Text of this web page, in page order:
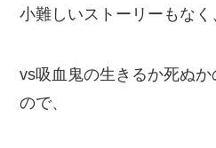
小難しいストーリーもなく
vs吸血鬼の生きるか死ぬ
ので、